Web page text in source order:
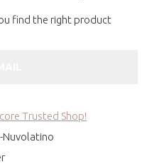
find the right product
Trusted Shop!
Nuvolatino